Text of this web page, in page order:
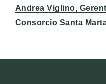
Andrea Viglino,
Consorcio Santa